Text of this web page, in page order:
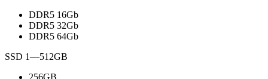
DDR5 16Gb
DDR5 32Gb
DDR5 64Gb
SSD 1—512GB
256GB